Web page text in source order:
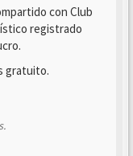
con Club
registrado
gratuito.